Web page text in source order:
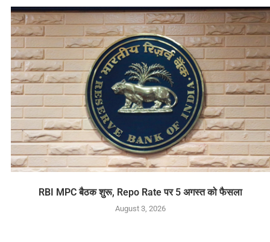
RBI MPC बैठक शुरू, Repo Rate पर 5 अगस्त को फैसला
August 3, 2026